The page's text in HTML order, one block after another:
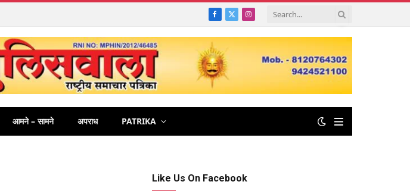
Facebook
X
Instagram
आमने – सामने अपराध PATRIKA
Like Us On Facebook